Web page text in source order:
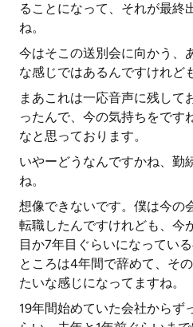
ることになって、それが最終
ね。
今はそこの送別会に向かう、
な感じではあるんですけれど
まあこれは一応音声に残して
ったんで、今の気持ちをです
なと思っております。
いやーどうなんですかね、勤
ね。
想像できないです。僕は今の
転職したんですけれども、今
目か7年目ぐらいになってい
ところは4年間で辞めて、そ
たいな感じになってますね。
19年間始めていた会社からず